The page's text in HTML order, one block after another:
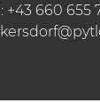
+43 660 655